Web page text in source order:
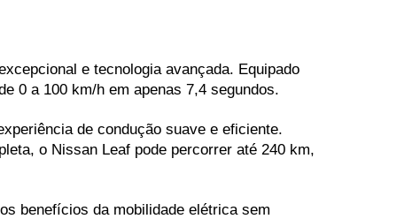
e tecnologia avançada. Equipado
0 a 100 km/h em apenas 7,4 segundos.
de condução suave e eficiente.
o Nissan Leaf pode percorrer até 240 km,
benefícios da mobilidade elétrica sem